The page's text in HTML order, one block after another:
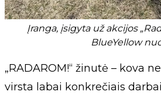
Įranga, įsigyta už akcijos
BlueYellow
„RADAROM!“ žinutė – kova
virsta labai konkrečiais